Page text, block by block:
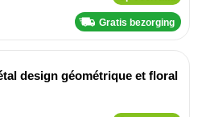
Gratis bezorging
design géométrique et floral